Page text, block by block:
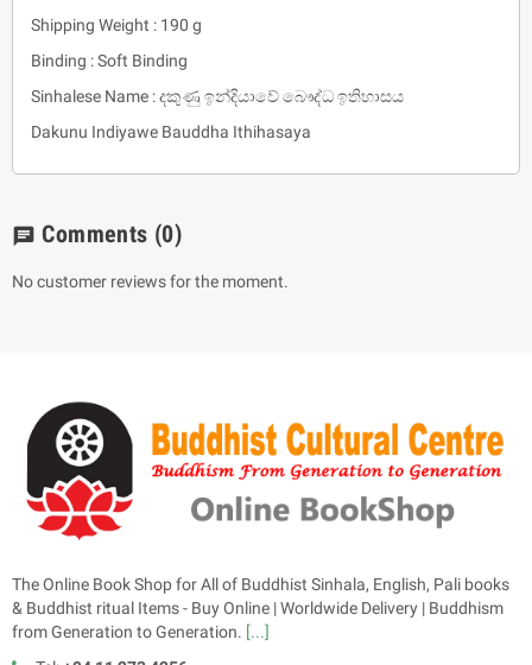
Shipping Weight : 190 g
Binding : Soft Binding
Sinhalese Name : දකුණු ඉන්දියාවේ බෞද්ධ ඉතිහාසය
Dakunu Indiyawe Bauddha Ithihasaya
chat Comments (0)
No customer reviews for the moment.
The Online Book Shop for All of Buddhist Sinhala, English, Pali books
& Buddhist ritual Items - Buy Online | Worldwide Delivery | Buddhism
from Generation to Generation. [...]